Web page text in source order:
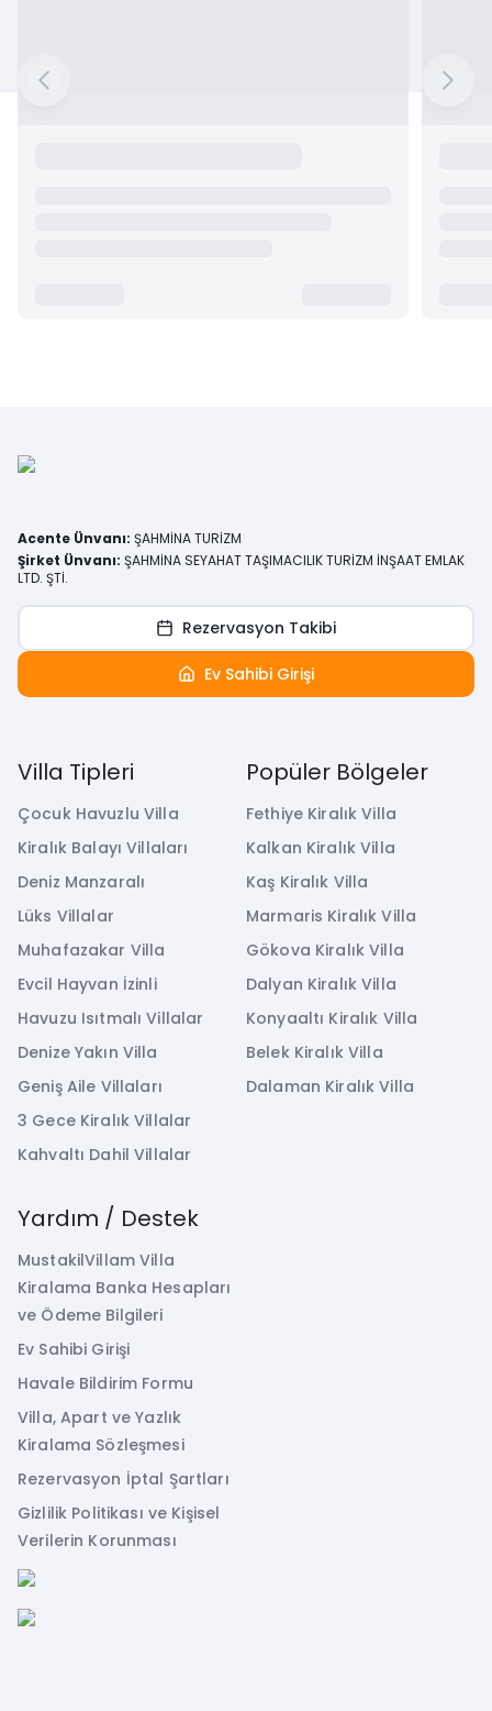
Villa Tipleri
Çocuk Havuzlu Villa
Kiralık Balayı Villaları
Deniz Manzaralı
Lüks Villalar
Muhafazakar Villa
Evcil Hayvan İzinli
Havuzu Isıtmalı Villalar
Denize Yakın Villa
Geniş Aile Villaları
3 Gece Kiralık Villalar
Kahvaltı Dahil Villalar
Popüler Bölgeler
Fethiye Kiralık Villa
Kalkan Kiralık Villa
Kaş Kiralık Villa
Marmaris Kiralık Villa
Gökova Kiralık Villa
Dalyan Kiralık Villa
Konyaaltı Kiralık Villa
Belek Kiralık Villa
Dalaman Kiralık Villa
Yardım / Destek
MustakilVillam Villa
Kiralama Banka Hesapları
ve Ödeme Bilgileri
Ev Sahibi Girişi
Havale Bildirim Formu
Villa, Apart ve Yazlık
Kiralama Sözleşmesi
Rezervasyon İptal Şartları
Gizlilik Politikası ve Kişisel
Verilerin Korunması
Acente Ünvanı: ŞAHMİNA TURİZM
Şirket Ünvanı: ŞAHMİNA SEYAHAT TAŞIMACILIK TURİZM İNŞAAT EMLAK
LTD. ŞTİ.
Rezervasyon Takibi
Ev Sahibi Girişi